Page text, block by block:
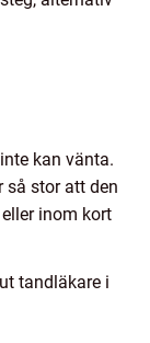
kan vänta.
så stor att den
inom kort
tandläkare i